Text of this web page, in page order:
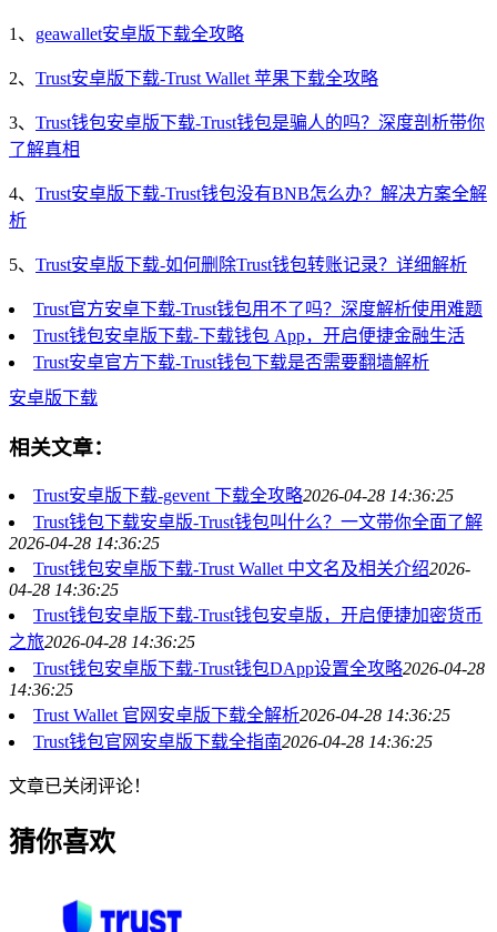
1、 geawallet安卓版下载全攻略
2、 Trust安卓版下载-Trust Wallet 苹果下载全攻略
3、 Trust钱包安卓版下载-Trust钱包是骗人的吗？深度剖析带你
了解真相
4、 Trust安卓版下载-Trust钱包没有BNB怎么办？解决方案全解
析
5、 Trust安卓版下载-如何删除Trust钱包转账记录？详细解析
Trust官方安卓下载-Trust钱包用不了吗？深度解析使用难题
Trust钱包安卓版下载-下载钱包 App，开启便捷金融生活
Trust安卓官方下载-Trust钱包下载是否需要翻墙解析
安卓版下载
相关文章：
Trust安卓版下载-gevent 下载全攻略2026-04-28 14:36:25
Trust钱包下载安卓版-Trust钱包叫什么？一文带你全面了解
2026-04-28 14:36:25
Trust钱包安卓版下载-Trust Wallet 中文名及相关介绍2026-
04-28 14:36:25
Trust钱包安卓版下载-Trust钱包安卓版，开启便捷加密货币
之旅2026-04-28 14:36:25
Trust钱包安卓版下载-Trust钱包DApp设置全攻略2026-04-28
14:36:25
Trust Wallet 官网安卓版下载全解析2026-04-28 14:36:25
Trust钱包官网安卓版下载全指南2026-04-28 14:36:25
文章已关闭评论！
猜你喜欢